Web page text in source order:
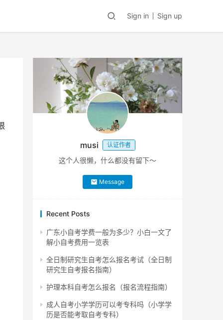
Sign in Sign up
musi 认证作者
这个人很懒，什么都没有留下～
Message
Recent Posts
广东小自考学费一般为多少？小白一文了
解小自考费用一览表
全日制研究生自考怎么报名考试（全日制
研究生自考报名指南）
护理本科自考怎么报名（报名流程指南）
成人自考小学学历可以考专科吗（小学学
历是否能考取自考专科）